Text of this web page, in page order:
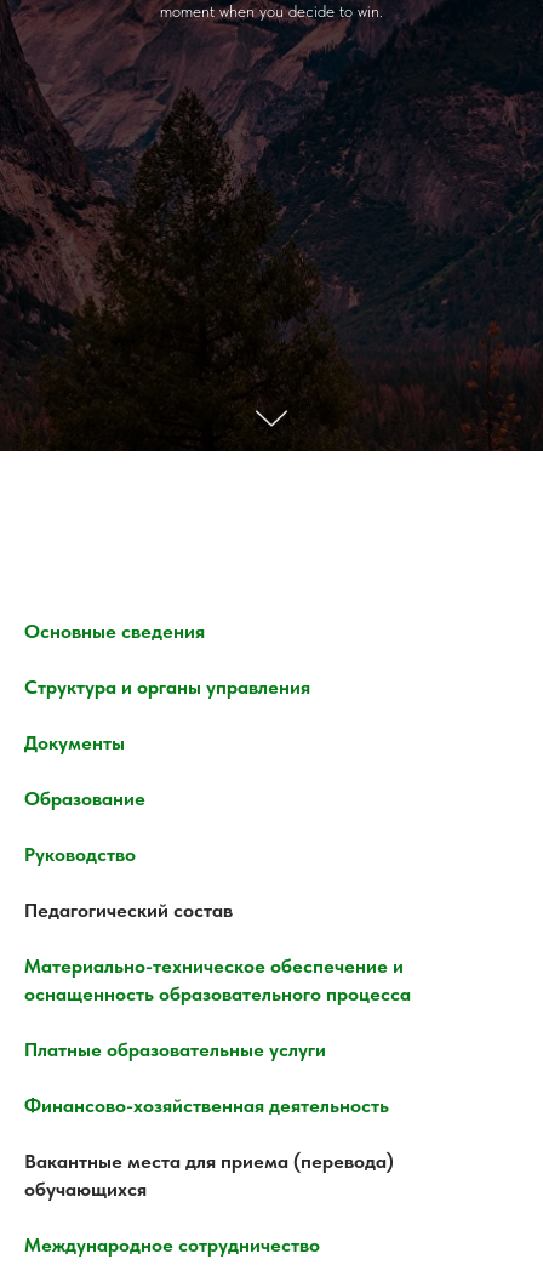
moment when you decide to win.
Основные сведения
Структура и органы управления
Документы
Образование
Руководство
Педагогический состав
Материально-техническое обеспечение и
оснащенность образовательного процесса
Платные образовательные услуги
Финансово-хозяйственная деятельность
Вакантные места для приема (перевода)
обучающихся
Международное сотрудничество